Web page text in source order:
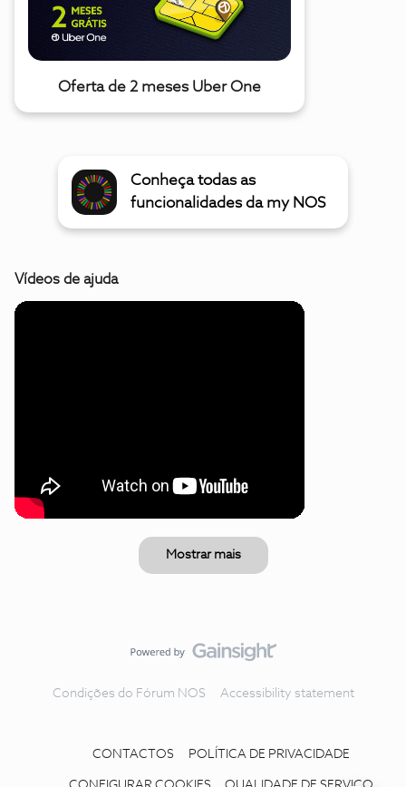
Oferta de 2 meses Uber One
Conheça todas as
funcionalidades da my NOS
Vídeos de ajuda
Mostrar mais
Condições do Fórum NOS Accessibility statement
CONTACTOS POLÍTICA DE PRIVACIDADE